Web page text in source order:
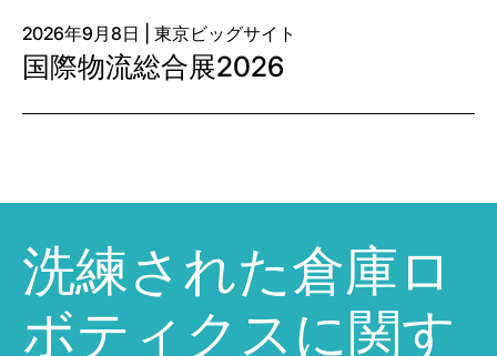
2026年9月8日 | 東京ビッグサイト
国際物流総合展2026
洗練された倉庫ロ
ボティクスに関す